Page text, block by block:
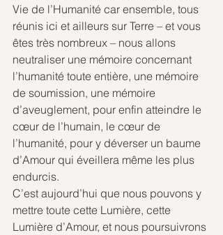
Vie de l’Humanité car ensemble, tous
réunis ici et ailleurs sur Terre – et vous
êtes très nombreux – nous allons
neutraliser une mémoire concernant
l’humanité toute entière, une mémoire
de soumission, une mémoire
d’aveuglement, pour enfin atteindre le
cœur de l’humain, le cœur de
l’humanité, pour y déverser un baume
d’Amour qui éveillera même les plus
endurcis.
C’est aujourd’hui que nous pouvons y
mettre toute cette Lumière, cette
Lumière d’Amour, et nous poursuivrons